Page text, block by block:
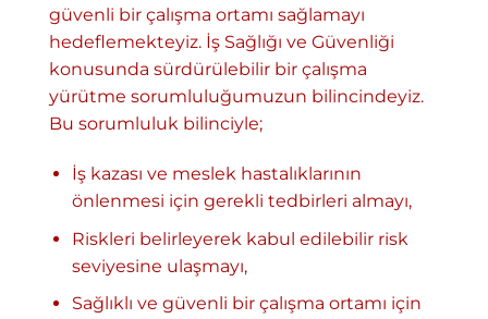
güvenli bir çalışma ortamı sağlamayı
hedeflemekteyiz. İş Sağlığı ve Güvenliği
konusunda sürdürülebilir bir çalışma
yürütme sorumluluğumuzun bilincindeyiz.
Bu sorumluluk bilinciyle;
İş kazası ve meslek hastalıklarının
önlenmesi için gerekli tedbirleri almayı,
Riskleri belirleyerek kabul edilebilir risk
seviyesine ulaşmayı,
Sağlıklı ve güvenli bir çalışma ortamı için